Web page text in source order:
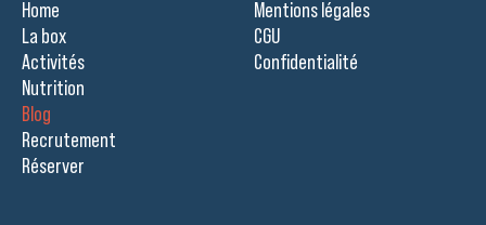
Home
La box
Activités
Nutrition
Blog
Recrutement
Réserver
Mentions légales
CGU
Confidentialité